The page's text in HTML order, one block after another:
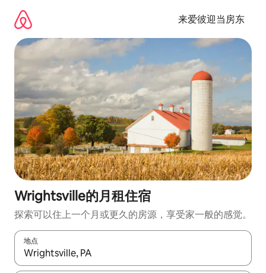
来爱彼迎当房东
Wrightsville的月租住宿
探索可以住上一个月或更久的房源，享受家一般的感觉。
地点
如有搜索结果，请使用上下方向键查看，或通过点击或滑动手势